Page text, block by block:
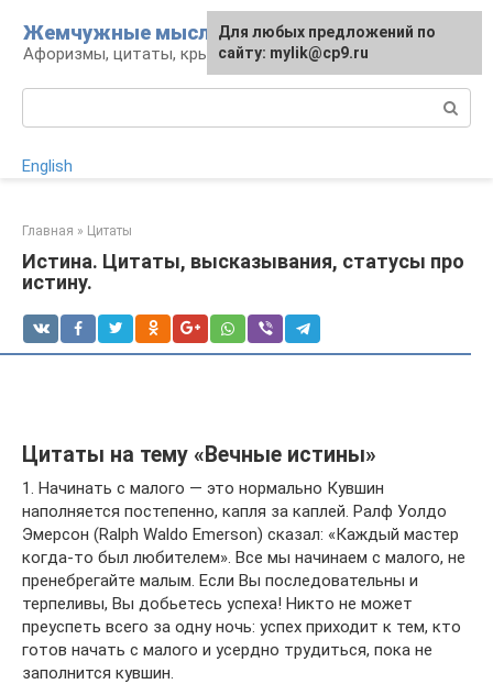
контенту
Жемчужные мысли
Афоризмы, цитаты, крылатые фразы
English
Главная » Цитаты
Истина. Цитаты, высказывания, статусы про
истину.
Цитаты на тему «Вечные истины»
1. Начинать с малого — это нормально Кувшин
наполняется постепенно, капля за каплей. Ралф Уолдо
Эмерсон (Ralph Waldo Emerson) сказал: «Каждый мастер
когда-то был любителем». Все мы начинаем с малого, не
пренебрегайте малым. Если Вы последовательны и
терпеливы, Вы добьетесь успеха! Никто не может
преуспеть всего за одну ночь: успех приходит к тем, кто
готов начать с малого и усердно трудиться, пока не
заполнится кувшин.
Для любых предложений по
сайту: mylik@cp9.ru